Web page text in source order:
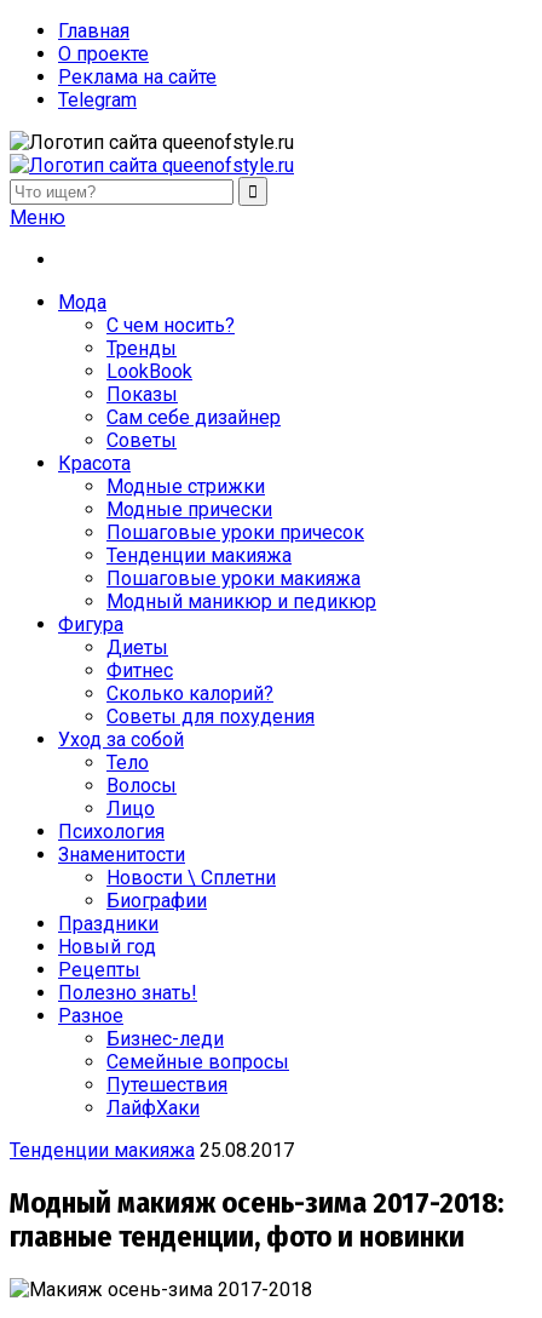
Главная
О проекте
Реклама на сайте
Telegram
queenofstyle.ru
Женский сайт о моде и красоте. Истории преображения и
похудения, отзывы о процедурах и косметике
Меню
Мода
С чем носить?
Тренды
LookBook
Показы
Сам себе дизайнер
Советы
Красота
Модные стрижки
Модные прически
Пошаговые уроки причесок
Тенденции макияжа
Пошаговые уроки макияжа
Модный маникюр и педикюр
Фигура
Диеты
Фитнес
Сколько калорий?
Советы для похудения
Уход за собой
Тело
Волосы
Лицо
Психология
Знаменитости
Новости \ Сплетни
Биографии
Праздники
Новый год
Рецепты
Полезно знать!
Разное
Бизнес-леди
Семейные вопросы
Путешествия
ЛайфХаки
Тенденции макияжа 25.08.2017
Модный макияж осень-зима 2017-2018:
главные тенденции, фото и новинки